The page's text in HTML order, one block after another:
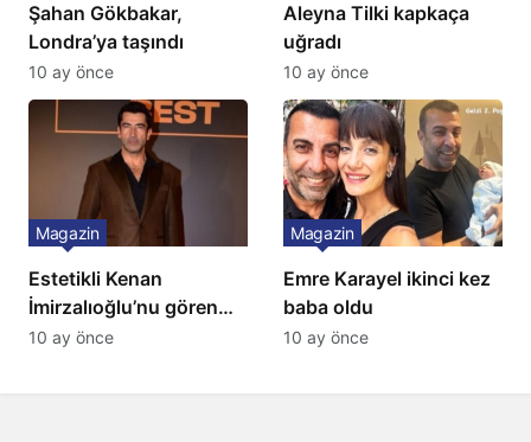
Şahan Gökbakar,
Londra’ya taşındı
10 ay önce
Aleyna Tilki kapkaça
uğradı
10 ay önce
Estetikli Kenan
İmirzalıoğlu’nu gören
tanıyamıyor: Son hali
Magazin
10 ay önce
Emre Karayel ikinci kez
baba oldu
Magazin
10 ay önce